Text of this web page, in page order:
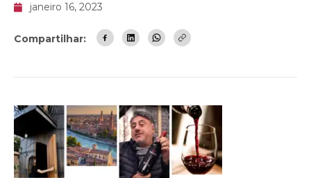
janeiro 16, 2023
Compartilhar: